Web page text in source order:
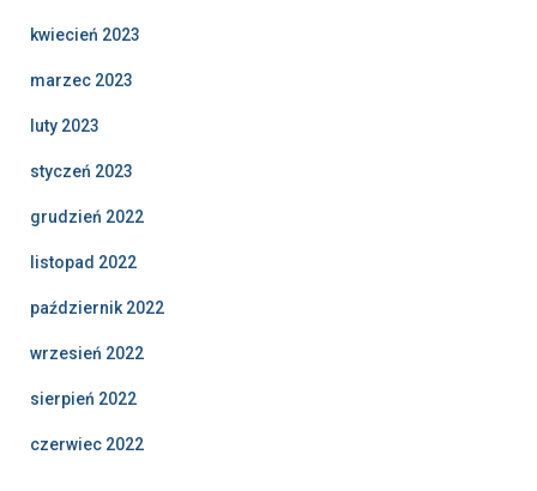
kwiecień 2023
marzec 2023
luty 2023
styczeń 2023
grudzień 2022
listopad 2022
październik 2022
wrzesień 2022
sierpień 2022
czerwiec 2022